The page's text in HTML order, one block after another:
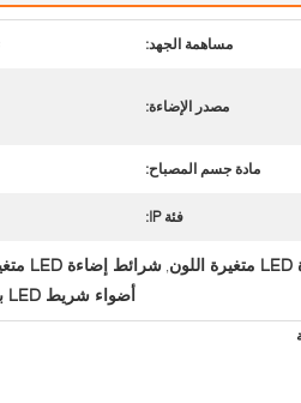
مساهمة الجهد:
مصدر الإضاءة:
مادة جسم المصباح:
فئة IP:
, شرائط إضاءة LED متغيرة اللون 12VDC
أضواء شريط LED بيضاء باردة 6500k